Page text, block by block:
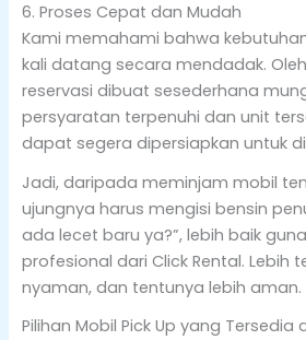
6. Proses Cepat dan Mudah
Kami memahami bahwa
kali datang secara mendadak.
reservasi dibuat sesederhana
persyaratan terpenuhi dan unit
dapat segera dipersiapkan untuk
Jadi, daripada meminjam mobil
ujungnya harus mengisi bensin
ada lecet baru ya?”, lebih baik
profesional dari Click Rental. Lebih
nyaman, dan tentunya lebih aman.
Pilihan Mobil Pick Up yang Tersedia